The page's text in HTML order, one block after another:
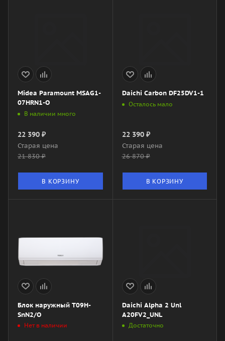
Midea Paramount MSAG1-
07HRN1-O
В наличии много
22 390 ₽
Старая цена
21 830₽
В КОРЗИНУ
Daichi Carbon DF25DV1-1
Осталось мало
22 390₽
Старая цена
26 870₽
В КОРЗИНУ
Блок наружный T09H-
SnN2/O
Нет в наличии
Daichi Alpha 2 Unl
A20FV2_UNL
Достаточно